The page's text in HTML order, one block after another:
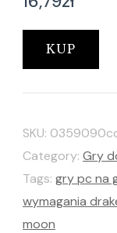
KUP
SKU:
Category: Gry
Tags: gry pc na
wymagania
moon